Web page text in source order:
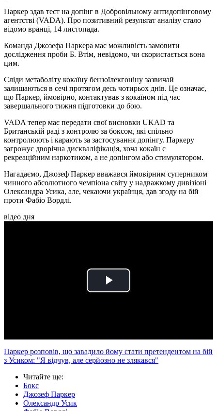
Паркер здав тест на допінг в Добровільному антидопінговому
агентстві (VADA). Про позитивний результат аналізу стало
відомо вранці, 14 листопада.
Команда Джозефа Паркера має можливість замовити
дослідження проби Б. Втім, невідомо, чи скористається вона
цим.
Сліди метаболіту кокаїну бензоїлекгоніну зазвичай
залишаються в сечі протягом десь чотирьох днів. Це означає,
що Паркер, ймовірно, контактував з кокаїном під час
завершального тижня підготовки до бою.
VADA тепер має передати свої висновки UKAD та
Британській раді з контролю за боксом, які спільно
контролюють і карають за застосування допінгу. Паркеру
загрожує дворічна дискваліфікація, хоча кокаїн є
рекреаційним наркотиком, а не допінгом або стимулятором.
Нагадаємо, Джозеф Паркер вважався ймовірним суперником
чинного абсолютного чемпіона світу у надважкому дивізіоні
Олександра Усика, але, чекаючи українця, дав згоду на бій
проти Фабіо Вордлі.
відео дня
Play
Паркер розповів, що завадило йому стати претендентом на бій
з Усиком: "Я відчув, але серйозно не злякався"
Читайте ще:
Бокс
Джозеф Паркер
Олександр Усик